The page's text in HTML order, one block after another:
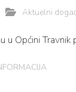
Aktuelni
u Općini